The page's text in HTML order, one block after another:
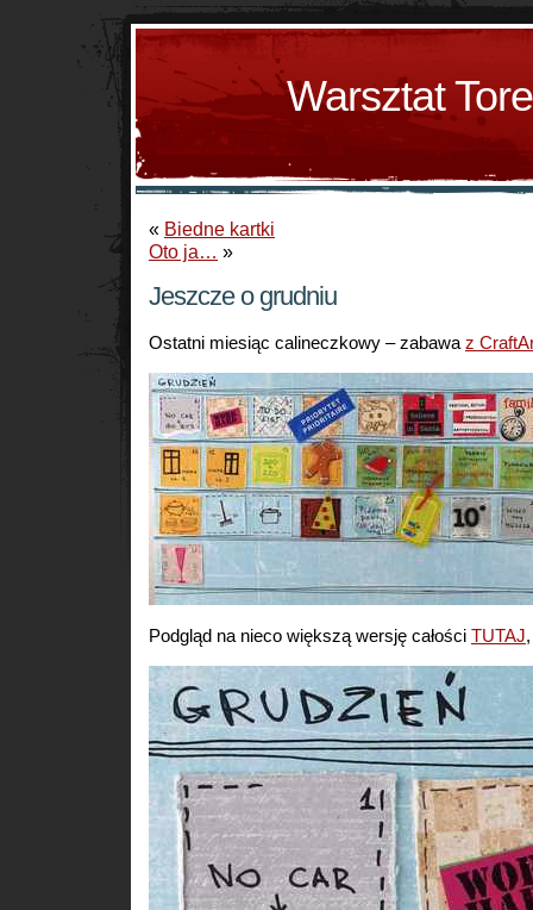
Warsztat
« Biedne kartki
Oto ja… »
Jeszcze o grudniu
Ostatni miesiąc calineczkowy – zabawa z
Podgląd na nieco większą wersję całości TUTAJ